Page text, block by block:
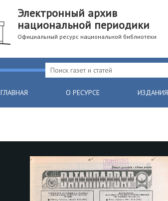
Электронный архив
национальной периодики
Официальный ресурс национальной библиотеки
ГЛАВНАЯ О РЕСУРСЕ ИЗДАНИЯ